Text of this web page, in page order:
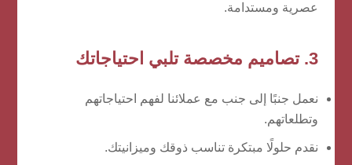
عصرية ومستدامة.
3. تصاميم مخصصة تلبي احتياجاتك
نعمل جنبًا إلى جنب مع عملائنا لفهم احتياجاتهم
وتطلعاتهم.
نقدم حلولًا مبتكرة تناسب ذوقك وميزانيتك.